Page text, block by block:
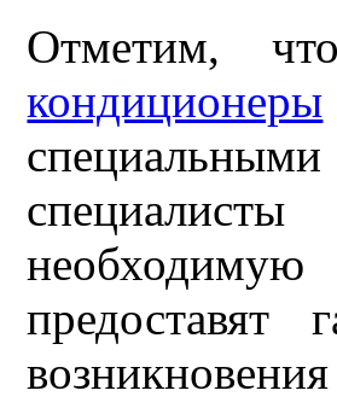
Отметим,
кондиционеры
предоставят